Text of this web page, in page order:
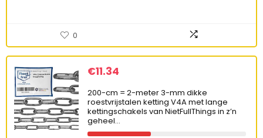
0
€11.34
200-cm = 2-meter 3-mm dikke
roestvrijstalen ketting V4A met lange
kettingschakels van NietFullThings in z’n
geheel…